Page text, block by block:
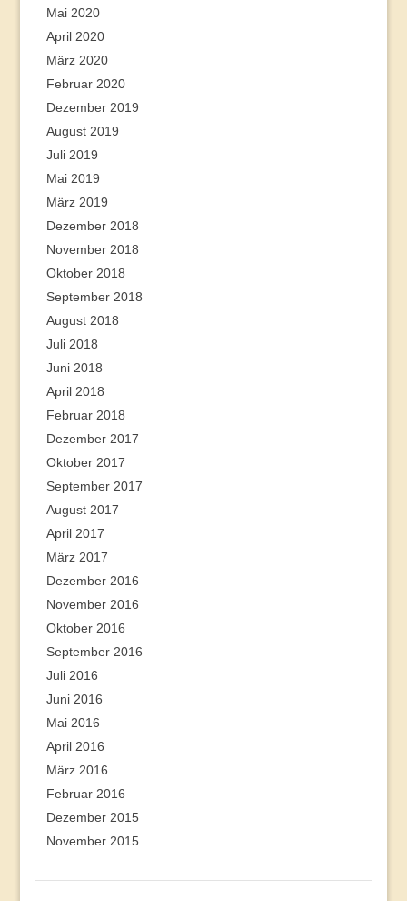
Mai 2020
April 2020
März 2020
Februar 2020
Dezember 2019
August 2019
Juli 2019
Mai 2019
März 2019
Dezember 2018
November 2018
Oktober 2018
September 2018
August 2018
Juli 2018
Juni 2018
April 2018
Februar 2018
Dezember 2017
Oktober 2017
September 2017
August 2017
April 2017
März 2017
Dezember 2016
November 2016
Oktober 2016
September 2016
Juli 2016
Juni 2016
Mai 2016
April 2016
März 2016
Februar 2016
Dezember 2015
November 2015